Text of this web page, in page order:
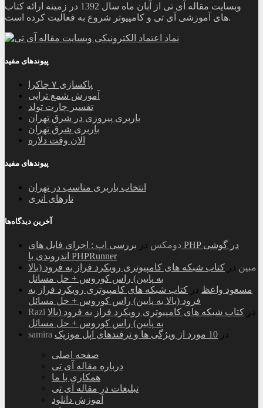
وبسایت مقاله آی تی از آبان ماه سال 1392 در زمینه ارائه کتاب
های آموزشی آی تی و کامپیوتر شروع به فعالیت کرده است.
پیوندهای مفید
پاکسازی ۷ چاکرا
آموزش شمع تراپی
تفسیر چارت تولد
باربری پیروزی در شرق تهران
باربری شرق تهران
الان وقت دلاره
پیوندهای مفید
انتخاب باربری مناسب در تهران
تارهای اتری
آخرین دیدگاه‌ها
دومکس در بررسی اپ : اجرای فایل های PHP در گوشی
اندرویدی با PHPRunner
مبین در کتاب شبکه های کامپیوتری رویکرد فراز به فرود (بالا
به پایین) راس کوروس + حل مسائل
مسعود واعظ در کتاب شبکه های کامپیوتری رویکرد فراز به
فرود (بالا به پایین) راس کوروس + حل مسائل
Razi
در کتاب شبکه های کامپیوتری رویکرد فراز به فرود (بالا
به پایین) راس کوروس + حل مسائل
samira
در 10 مورد از ویژگی ها و ترفندهای اپل موزیک
صفحه اصلی
درباره مقاله آی تی
همکاری با ما
تبلیغات در مقاله آی تی
آموزش دانلود